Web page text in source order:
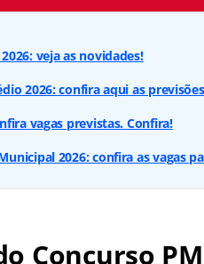
veja as novidades!
2026: confira aqui as
vagas previstas. Confira!
2026: confira as vagas
Concurso PM